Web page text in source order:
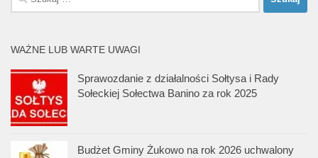
WAŻNE LUB WARTE UWAGI
Sprawozdanie z działalności Sołtysa i Rady
Sołeckiej Sołectwa Banino za rok 2025
Budżet Gminy Żukowo na rok 2026 uchwalony